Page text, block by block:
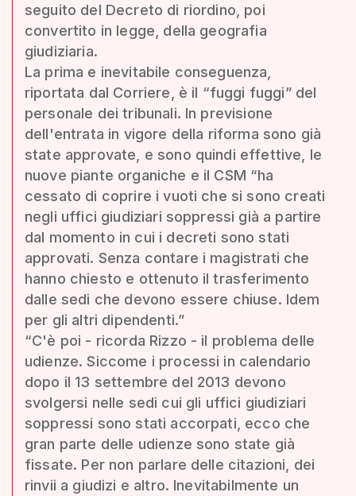
seguito del Decreto di riordino, poi
convertito in legge, della geografia
giudiziaria.
La prima e inevitabile conseguenza,
riportata dal Corriere, è il “fuggi fuggi” del
personale dei tribunali. In previsione
dell'entrata in vigore della riforma sono già
state approvate, e sono quindi effettive, le
nuove piante organiche e il CSM “ha
cessato di coprire i vuoti che si sono creati
negli uffici giudiziari soppressi già a partire
dal momento in cui i decreti sono stati
approvati. Senza contare i magistrati che
hanno chiesto e ottenuto il trasferimento
dalle sedi che devono essere chiuse. Idem
per gli altri dipendenti.”
“C'è poi - ricorda Rizzo - il problema delle
udienze. Siccome i processi in calendario
dopo il 13 settembre del 2013 devono
svolgersi nelle sedi cui gli uffici giudiziari
soppressi sono stati accorpati, ecco che
gran parte delle udienze sono state già
fissate. Per non parlare delle citazioni, dei
rinvii a giudizi e altro. Inevitabilmente un